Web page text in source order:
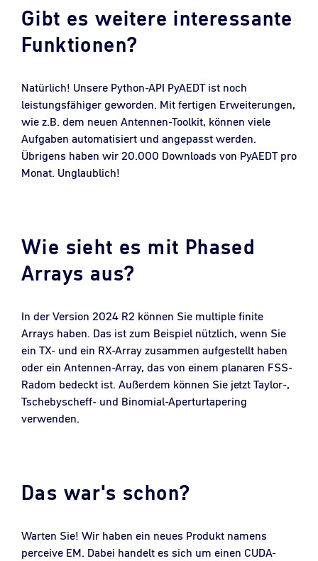
Gibt es weitere interessante
Funktionen?
Natürlich! Unsere Python-API PyAEDT ist noch
leistungsfähiger geworden. Mit fertigen Erweiterungen,
wie z.B. dem neuen Antennen-Toolkit, können viele
Aufgaben automatisiert und angepasst werden.
Übrigens haben wir 20.000 Downloads von PyAEDT pro
Monat. Unglaublich!
Wie sieht es mit Phased
Arrays aus?
In der Version 2024 R2 können Sie multiple finite
Arrays haben. Das ist zum Beispiel nützlich, wenn Sie
ein TX- und ein RX-Array zusammen aufgestellt haben
oder ein Antennen-Array, das von einem planaren FSS-
Radom bedeckt ist. Außerdem können Sie jetzt Taylor-,
Tschebyscheff- und Binomial-Aperturtapering
verwenden.
Das war's schon?
Warten Sie! Wir haben ein neues Produkt namens
perceive EM. Dabei handelt es sich um einen CUDA-